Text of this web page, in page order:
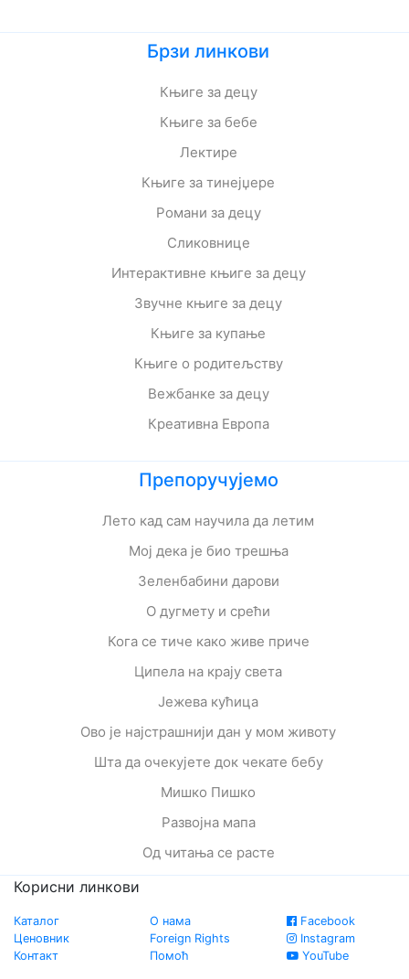
Брзи линкови
Књиге за децу
Књиге за бебе
Лектире
Књиге за тинејџере
Романи за децу
Сликовнице
Интерактивне књиге за децу
Звучне књиге за децу
Књиге за купање
Књиге о родитељству
Вежбанке за децу
Креативна Европа
Препоручујемо
Лето кад сам научила да летим
Мој дека је био трешња
Зеленбабини дарови
О дугмету и срећи
Кога се тиче како живе приче
Ципела на крају света
Јежева кућица
Ово је најстрашнији дан у мом животу
Шта да очекујете док чекате бебу
Мишко Пишко
Развојна мапа
Од читања се расте
Корисни линкови
Каталог
Ценовник
Контакт
О нама
Foreign Rights
Помоћ
Facebook
Instagram
YouTube